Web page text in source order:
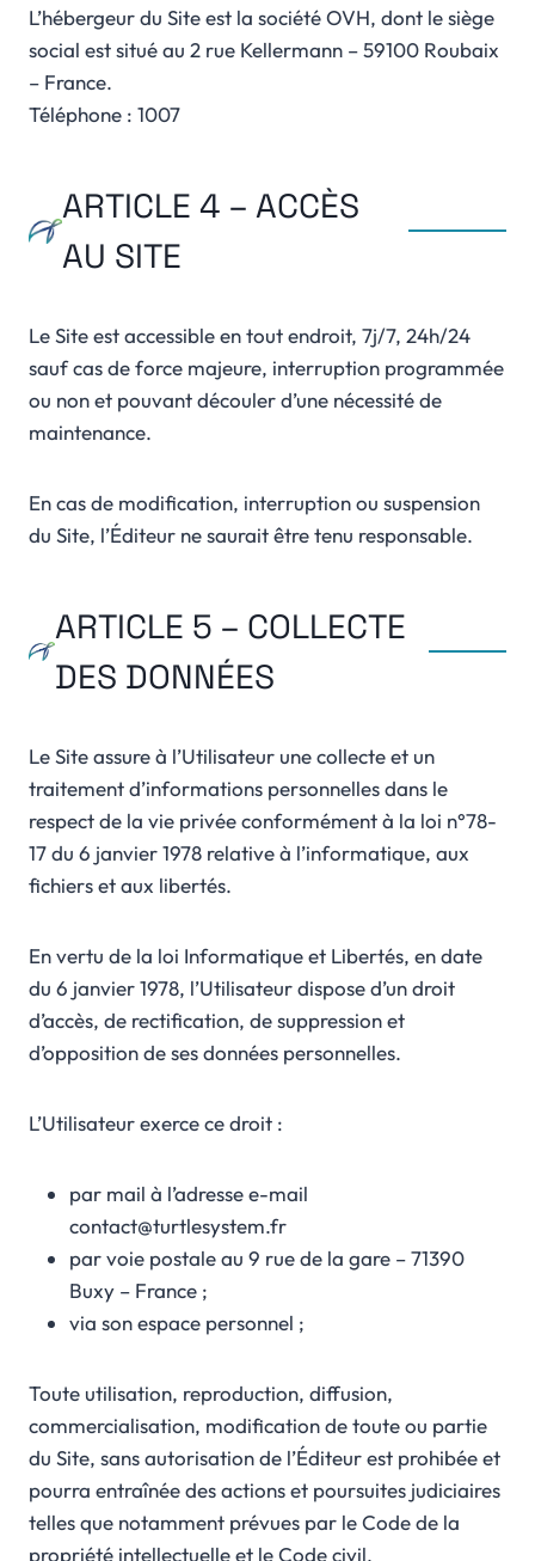
L’hébergeur du Site est la société OVH, dont le siège
social est situé au 2 rue Kellermann – 59100 Roubaix
– France.
Téléphone : 1007
ARTICLE 4 – ACCÈS
AU SITE
Le Site est accessible en tout endroit, 7j/7, 24h/24
sauf cas de force majeure, interruption programmée
ou non et pouvant découler d’une nécessité de
maintenance.
En cas de modification, interruption ou suspension
du Site, l’Éditeur ne saurait être tenu responsable.
ARTICLE 5 – COLLECTE
DES DONNÉES
Le Site assure à l’Utilisateur une collecte et un
traitement d’informations personnelles dans le
respect de la vie privée conformément à la loi n°78-
17 du 6 janvier 1978 relative à l’informatique, aux
fichiers et aux libertés.
En vertu de la loi Informatique et Libertés, en date
du 6 janvier 1978, l’Utilisateur dispose d’un droit
d’accès, de rectification, de suppression et
d’opposition de ses données personnelles.
L’Utilisateur exerce ce droit :
par mail à l’adresse e-mail
contact@turtlesystem.fr
par voie postale au 9 rue de la gare – 71390
Buxy – France ;
via son espace personnel ;
Toute utilisation, reproduction, diffusion,
commercialisation, modification de toute ou partie
du Site, sans autorisation de l’Éditeur est prohibée et
pourra entraînée des actions et poursuites judiciaires
telles que notamment prévues par le Code de la
propriété intellectuelle et le Code civil.